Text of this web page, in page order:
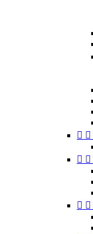
 
 
 